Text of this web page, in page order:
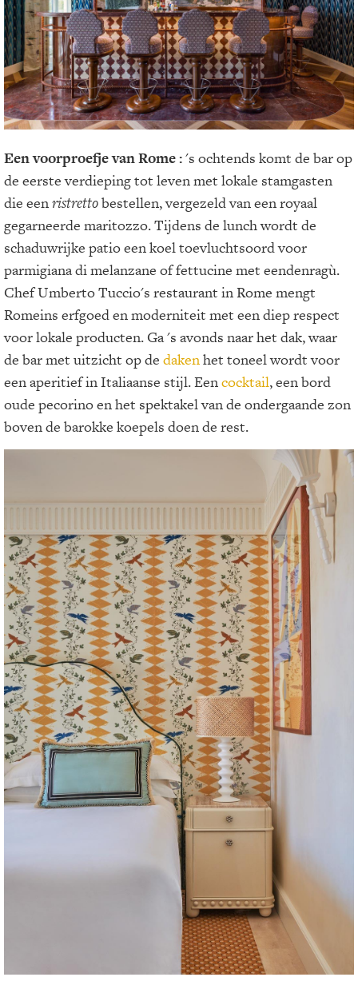
Een voorproefje van Rome :'s ochtends komt de bar op
de eerste verdieping tot leven met lokale stamgasten
die eenristrettobestellen, vergezeld van een royaal
gegarneerde maritozzo. Tijdens de lunch wordt de
schaduwrijke patio een koel toevluchtsoord voor
parmigiana di melanzane of fettucine met eendenragù.
Chef Umberto Tuccio's restaurant in Rome mengt
Romeins erfgoed en moderniteit met een diep respect
voor lokale producten. Ga 's avonds naar het dak, waar
de bar met uitzicht op de dakenhet toneel wordt voor
een aperitief in Italiaanse stijl. Eencocktail, een bord
oude pecorino en het spektakel van de ondergaande zon
boven de barokke koepels doen de rest.